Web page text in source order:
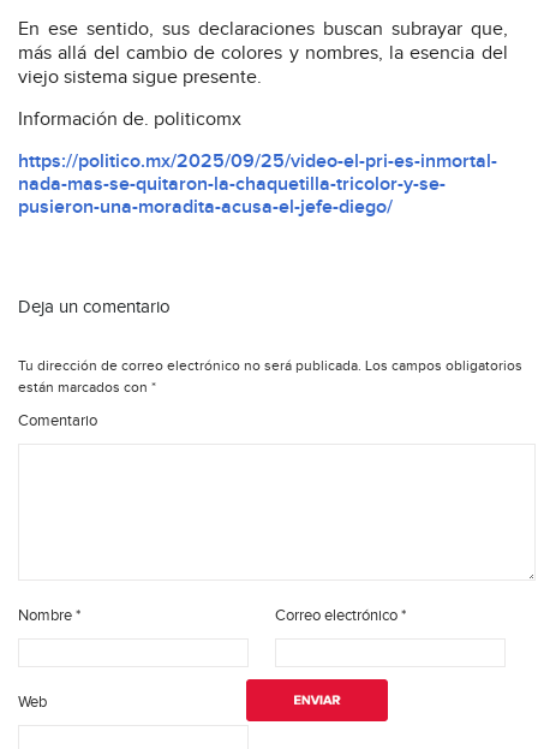
En ese sentido, sus declaraciones buscan subrayar que,
más allá del cambio de colores y nombres, la esencia del
viejo sistema sigue presente.
Información de. politicomx
https://politico.mx/2025/09/25/video-el-pri-es-inmortal-
nada-mas-se-quitaron-la-chaquetilla-tricolor-y-se-
pusieron-una-moradita-acusa-el-jefe-diego/
Deja un comentario
Tu dirección de correo electrónico no será publicada. Los campos obligatorios
están marcados con *
Comentario
Nombre* Correo electrónico*
Web